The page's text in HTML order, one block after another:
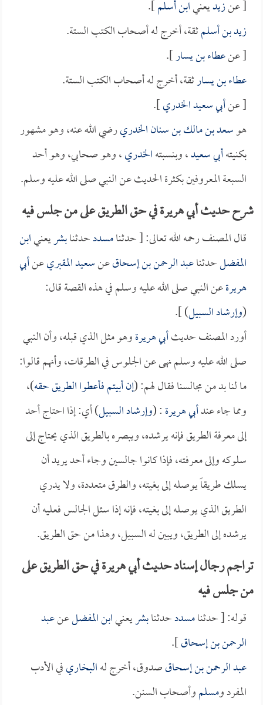
[ عنزيديعنيابن أسلم].
زيد بن أسلمثقة، أخرج له أصحاب الكتب الستة.
[ عنعطاء بن يسار].
عطاء بن يسارثقة، أخرج له أصحاب الكتب الستة.
[ عنأبي سعيد الخدري].
هوسعد بن مالك بن سنان الخدريرضي الله عنه، وهو مشهور
بكنيتهأبي سعيد، وبنسبتهالخدري، وهو صحابي، وهو أحد
السبعة المعروفين بكثرة الحديث عن النبي صلى الله عليه وسلم.
شرح حديث أبي هريرة في حق الطريق على من جلس فيه
قال المصنف رحمه الله تعالى: [ حدثنامسددحدثنابشريعنيابن
المفضلحدثناعبد الرحمن بن إسحاقعنسعيد المقبريعنأبي
هريرةعن النبي صلى الله عليه وسلم في هذه القصة قال:
(وإرشاد السبيل) ].
أورد المصنف حديثأبي هريرةوهو مثل الذي قبله، وأن النبي
صلى الله عليه وسلم نهى عن الجلوس في الطرقات، وأنهم قالوا:
ما لنا بد من مجالسنا فقال لهم: (إن أبيتم فأعطوا الطريق حقه)،
ومما جاء عندأبي هريرة: (وإرشاد السبيل) أي: إذا احتاج أحد
إلى معرفة الطريق فإنه يرشده، ويبصره بالطريق الذي يحتاج إلى
سلوكه وإلى معرفته، فإذا كانوا جالسين وجاء أحد يريد أن
يسلك طريقاً يوصله إلى بغيته، والطرق متعددة، ولا يدري
الطريق الذي يوصله إلى بغيته، فإنه إذا سئل الجالس فعليه أن
يرشده إلى الطريق، ويبين له السبيل، وهذا من حق الطريق.
تراجم رجال إسناد حديث أبي هريرة في حق الطريق على
من جلس فيه
قوله: [ حدثنامسددحدثنابشريعنيابن المفضلعنعبد
الرحمن بن إسحاق].
عبد الرحمن بن إسحاقصدوق، أخرج لهالبخاريفي الأدب
المفرد ومسلموأصحاب السنن.